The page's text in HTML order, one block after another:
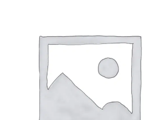
Arbres fruitiers
Plantes méditerranéennes et exotiques
Plantes
Plantes
Plantes
Plantes